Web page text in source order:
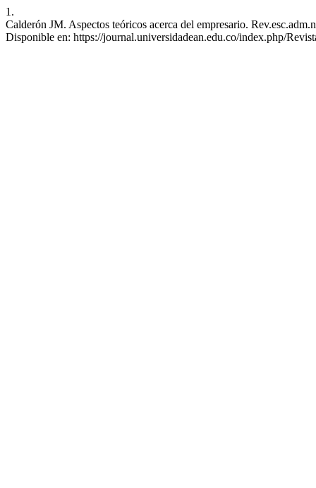
1.
Calderón JM. Aspectos teóricos acerca del empresario.
Disponible en: https://journal.universidadean.edu.co/index.php/